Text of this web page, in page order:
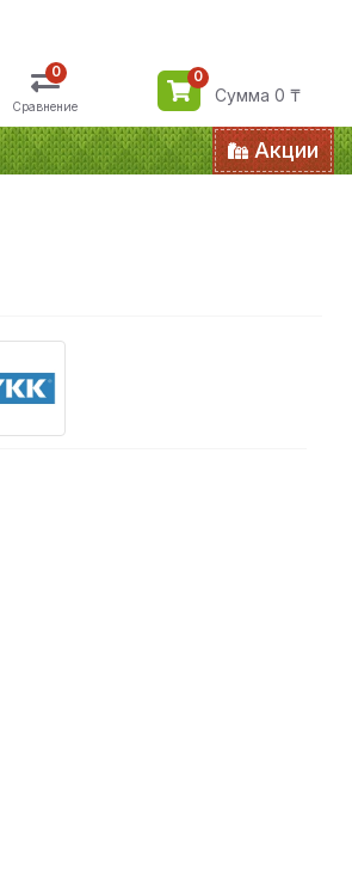
Сравнение
0 0
Сумма 0 ₸
Акции